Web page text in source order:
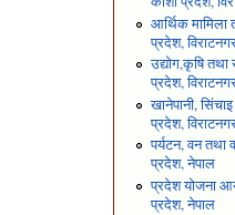
आर्थिक मामिला
प्रदेश,
उद्योग,कृषि तथा
प्रदेश,
खानेपानी,
प्रदेश,
पर्यटन, वन तथा
प्रदेश, नेपाल
प्रदेश योजना
प्रदेश, नेपाल